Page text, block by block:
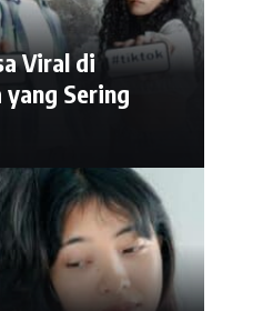
Viral di
Sering